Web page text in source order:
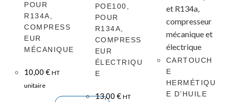
POUR
R134A,
COMPRESS
EUR
MÉCANIQUE
10,00€ HT
unitaire
POE100,
POUR
R134A,
COMPRESS
EUR
ÉLECTRIQU
E
13,00 € HT
CARTOUCH
E
HERMÉTIQU
E D’HUILE